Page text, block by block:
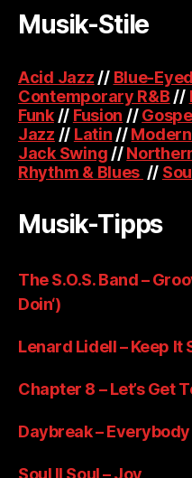
Musik-Stile
Acid Jazz // Blue-
Contemporary R&B //
Funk// Fusion //
Jazz // Latin //
Jack Swing //
Rhythm & Blues //
Musik-Tipps
The S.O.S. Band –
Doin‘)
Lenard Lidell – Keep It
Chapter 8 – Let’s Get
Daybreak –
Soul II Soul – Joy